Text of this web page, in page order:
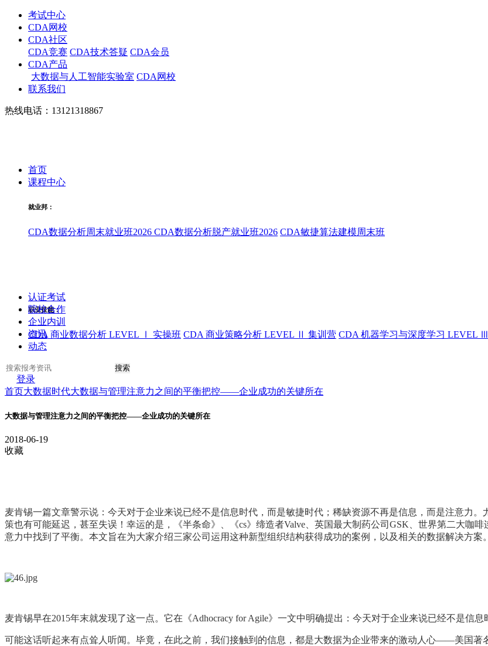
考试中心
CDA网校
CDA社区
CDA竞赛 CDA技术答疑 CDA会员
CDA产品
大数据与人工智能实验室 CDA网校
联系我们
热线电话：13121318867
首页
课程中心
就业邦：
CDA数据分析周末就业班2026 CDA数据分析脱产就业班2026 CDA敏捷算法建模周末班
职业技能：
CDA 商业数据分析 LEVEL Ⅰ 实操班 CDA 商业策略分析 LEVEL Ⅱ 集训营 CDA 机器学习与深度学习 LEVEL
认证考试
院校合作
企业内训
资讯
动态
搜索
登录
首页大数据时代大数据与管理注意力之间的平衡把控——企业成功的关键所在
大数据与管理注意力之间的平衡把控——企业成功的关键所在
2018-06-19
收藏
麦肯锡一篇文章警示说：今天对于企业来说已经不是信息时代，而是敏捷时代；稀缺资源不再是信息，而是注意力
策也有可能延迟，甚至失误！幸运的是，《半条命》、《cs》缔造者Valve、英国最大制药公司GSK、世界第二大咖
意力中找到了平衡。本文旨在为大家介绍三家公司运用这种新型组织结构获得成功的案例，以及相关的数据解决方案。
麦肯锡早在2015年末就发现了这一点。它在《Adhocracy for Agile》一文中明确提出：今天对于企业来说已经不是信
可能这话听起来有点耸人听闻。毕竟，在此之前，我们接触到的信息，都是大数据为企业带来的激动人心——美国著